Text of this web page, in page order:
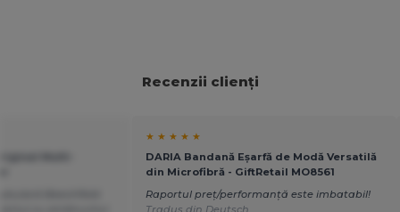
Recenzii clienți
★ ★ ★ ★ ★
DARIA Bandană Eșarfă de Modă Versatilă
din Microfibră - GiftRetail MO8561
Raportul preț/performanță este imbatabil!
Tradus din Deutsch